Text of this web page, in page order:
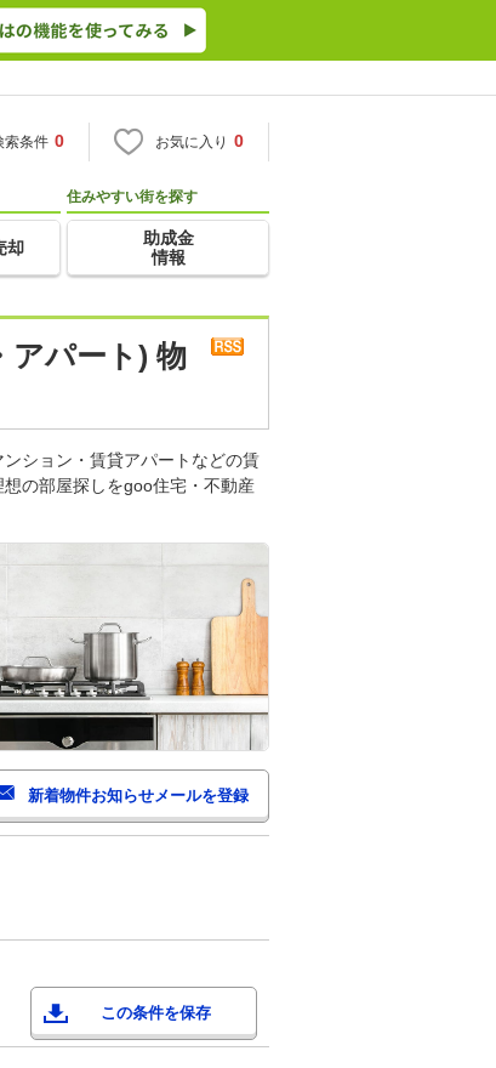
索条件 0 お気に入り 0
却
住みやすい街を探す
助成金
情報
アパート) 物
ション・賃貸アパートなどの賃
の部屋探しをgoo住宅・不動産
この条件を保存